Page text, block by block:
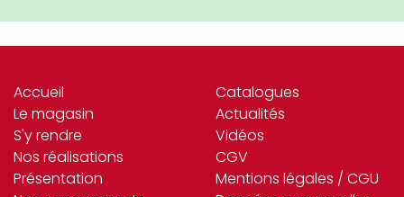
Accueil
Le magasin
S'y rendre
Nos réalisations
Présentation
Catalogues
Actualités
Vidéos
CGV
Mentions légales / CGU